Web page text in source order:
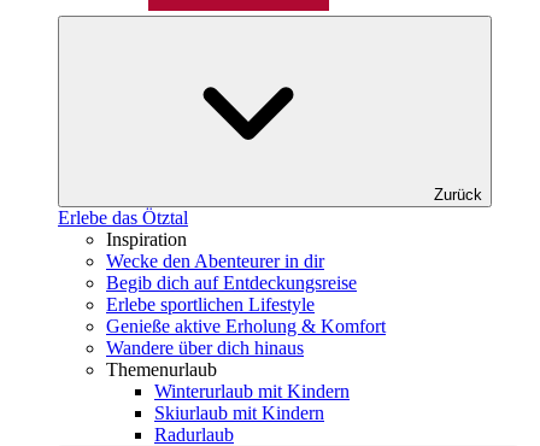
Zurück
Erlebe das Ötztal
Inspiration
Wecke den Abenteurer in dir
Begib dich auf Entdeckungsreise
Erlebe sportlichen Lifestyle
Genieße aktive Erholung & Komfort
Wandere über dich hinaus
Themenurlaub
Winterurlaub mit Kindern
Skiurlaub mit Kindern
Radurlaub